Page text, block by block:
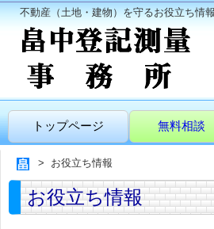
不動産（土地・建物）を守るお役立ち情
トップページ 無料相談
お役立ち情報
お役立ち情報